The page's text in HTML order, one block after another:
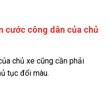
cước công dân của chủ
chủ xe cũng cần phải
tục đổi màu.